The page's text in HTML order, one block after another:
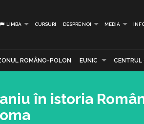
LIMBA CURSURI DESPRE NOI MEDIA
ROMÂNO-POLON EUNIC CENTRUL
în istoria